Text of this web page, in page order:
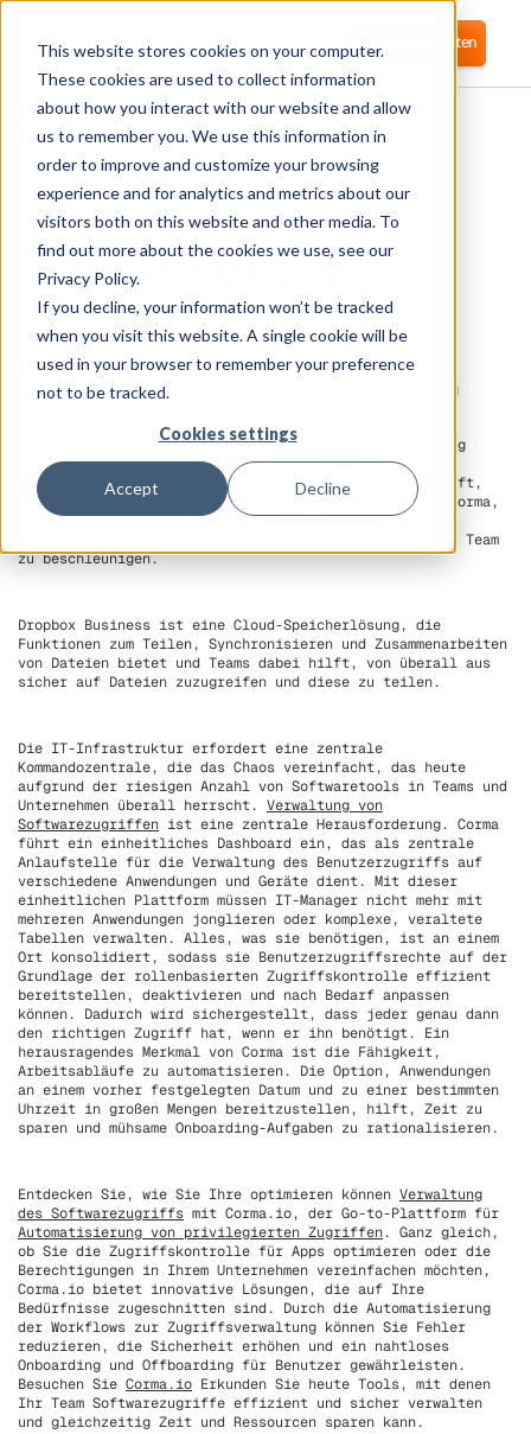
This website stores cookies on your computer.
These cookies are used to collect information
about how you interact with our website and allow
us to remember you. We use this information in
order to improve and customize your browsing
experience and for analytics and metrics about our
visitors both on this website and other media. To
find out more about the cookies we use, see our
Privacy Policy.
If you decline, your information won’t be tracked
when you visit this website. A single cookie will be
used in your browser to remember your preference
not to be tracked.
Cookies settings
Accept Decline
Anmelden Kostenlos starten
Dropbox Business
Corma lässt sich direkt in Dropbox Business
integrieren, um die Nutzerbereitstellung zu
automatisieren und Identity Access
Management (IAM) als Service bereitzustellen
Auf Dropbox Business kann Corma direkt eine Verbindung
herstellen mitAutomatisieren Sie die
Benutzerbereitstellung
. Diese direkte Integration hilft,
das On- und Offboarding zu vereinfachen. Nutzen Sie Corma,
um den HR-Prozess für die automatische
Benutzerbereitstellung für jeden Mitarbeiter in jedem Team
zu beschleunigen.
Dropbox Business ist eine Cloud-Speicherlösung, die
Funktionen zum Teilen, Synchronisieren und Zusammenarbeiten
von Dateien bietet und Teams dabei hilft, von überall aus
sicher auf Dateien zuzugreifen und diese zu teilen.
Die IT-Infrastruktur erfordert eine zentrale
Kommandozentrale, die das Chaos vereinfacht, das heute
aufgrund der riesigen Anzahl von Softwaretools in Teams und
Unternehmen überall herrscht. Verwaltung von
Softwarezugriffen ist eine zentrale Herausforderung. Corma
führt ein einheitliches Dashboard ein, das als zentrale
Anlaufstelle für die Verwaltung des Benutzerzugriffs auf
verschiedene Anwendungen und Geräte dient. Mit dieser
einheitlichen Plattform müssen IT-Manager nicht mehr mit
mehreren Anwendungen jonglieren oder komplexe, veraltete
Tabellen verwalten. Alles, was sie benötigen, ist an einem
Ort konsolidiert, sodass sie Benutzerzugriffsrechte auf der
Grundlage der rollenbasierten Zugriffskontrolle effizient
bereitstellen, deaktivieren und nach Bedarf anpassen
können. Dadurch wird sichergestellt, dass jeder genau dann
den richtigen Zugriff hat, wenn er ihn benötigt. Ein
herausragendes Merkmal von Corma ist die Fähigkeit,
Arbeitsabläufe zu automatisieren. Die Option, Anwendungen
an einem vorher festgelegten Datum und zu einer bestimmten
Uhrzeit in großen Mengen bereitzustellen, hilft, Zeit zu
sparen und mühsame Onboarding-Aufgaben zu rationalisieren.
Entdecken Sie, wie Sie Ihre optimieren können Verwaltung
des Softwarezugriffs mit Corma.io, der Go-to-Plattform für
Automatisierung von privilegierten Zugriffen. Ganz gleich,
ob Sie die Zugriffskontrolle für Apps optimieren oder die
Berechtigungen in Ihrem Unternehmen vereinfachen möchten,
Corma.io bietet innovative Lösungen, die auf Ihre
Bedürfnisse zugeschnitten sind. Durch die Automatisierung
der Workflows zur Zugriffsverwaltung können Sie Fehler
reduzieren, die Sicherheit erhöhen und ein nahtloses
Onboarding und Offboarding für Benutzer gewährleisten.
Besuchen Sie Corma.io Erkunden Sie heute Tools, mit denen
Ihr Team Softwarezugriffe effizient und sicher verwalten
und gleichzeitig Zeit und Ressourcen sparen kann.